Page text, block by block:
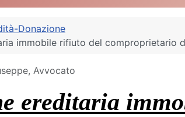
Donazione
immobile rifiuto del comproprietario
Avvocato
ereditaria